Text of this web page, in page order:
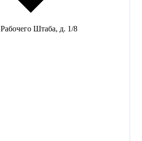
Рабочего Штаба, д. 1/8